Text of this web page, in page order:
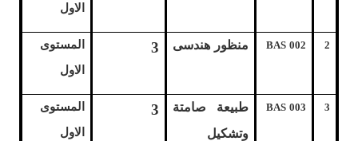
الاول
2
BAS 002 منظور هندسى 3
المستوى
الاول
3
BAS 003
طبيعة صامتة
وتشكيل
3
المستوى
الاول